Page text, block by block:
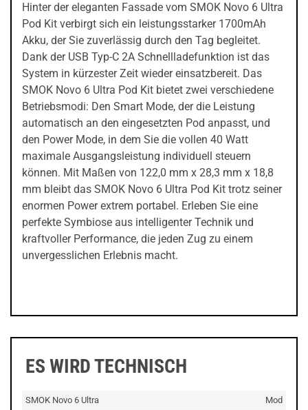
Hinter der eleganten Fassade vom SMOK Novo 6 Ultra
Pod Kit verbirgt sich ein leistungsstarker 1700mAh
Akku, der Sie zuverlässig durch den Tag begleitet.
Dank der USB Typ-C 2A Schnellladefunktion ist das
System in kürzester Zeit wieder einsatzbereit. Das
SMOK Novo 6 Ultra Pod Kit bietet zwei verschiedene
Betriebsmodi: Den Smart Mode, der die Leistung
automatisch an den eingesetzten Pod anpasst, und
den Power Mode, in dem Sie die vollen 40 Watt
maximale Ausgangsleistung individuell steuern
können. Mit Maßen von 122,0 mm x 28,3 mm x 18,8
mm bleibt das SMOK Novo 6 Ultra Pod Kit trotz seiner
enormen Power extrem portabel. Erleben Sie eine
perfekte Symbiose aus intelligenter Technik und
kraftvoller Performance, die jeden Zug zu einem
unvergesslichen Erlebnis macht.
ES WIRD TECHNISCH
SMOK Novo 6 Ultra
Mod